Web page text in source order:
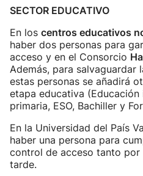
SECTOR EDUCATIVO
En los centros educativos
haber dos personas para
acceso y en el Consorcio
Además, para
estas personas se añadirá
etapa educativa
primaria, ESO, Bachiller y
En la Universidad del País
haber una persona para
control de acceso tanto por
tarde.